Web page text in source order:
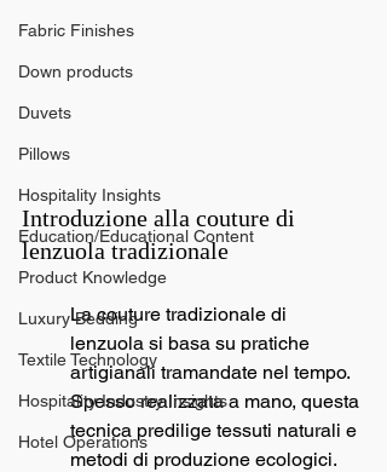
Fabric Finishes
Down products
Duvets
Pillows
Hospitality Insights
Education/Educational Content
Product Knowledge
Luxury Bedding
Textile Technology
Hospitality Industry Insights
Hotel Operations
Introduzione alla couture di
lenzuola tradizionale
La couture tradizionale di
lenzuola si basa su pratiche
artigianali tramandate nel tempo.
Spesso realizzata a mano, questa
tecnica predilige tessuti naturali e
metodi di produzione ecologici.